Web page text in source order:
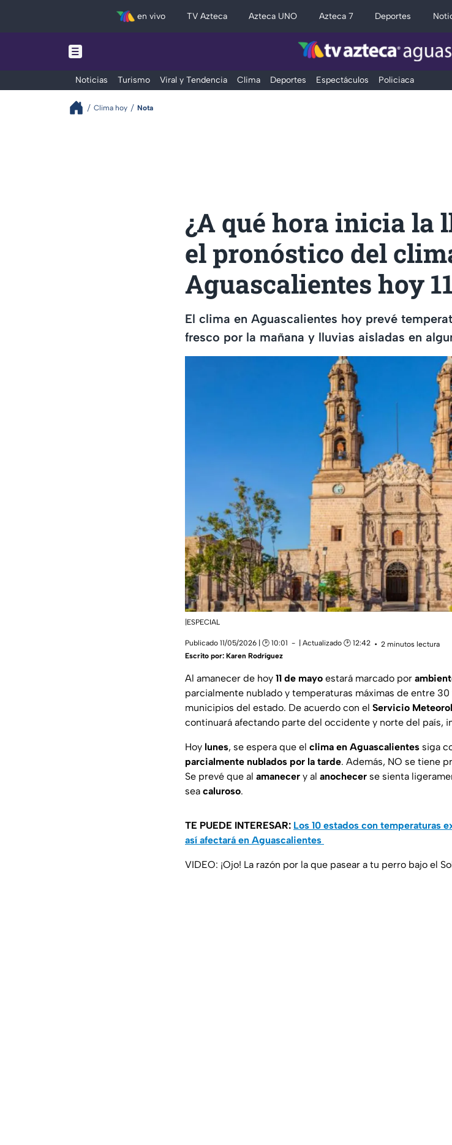
en vivo TV Azteca Azteca UNO Azteca 7 Deportes
Noticias Turismo Viral y Tendencia Clima Deportes Espectáculos Policiaca
Clima hoy Nota
¿A qué hora inicia la
el pronóstico del
Aguascalientes hoy
El clima en Aguascalientes hoy prevé
fresco por la mañana y lluvias aisladas en
|ESPECIAL
Publicado 11/05/2026 | 🕑 10:01 | Actualizado 🕑 12:42
2 minutos lectura
Escrito por: Karen Rodríguez
Al amanecer de hoy 11 de mayo estará marcado por
parcialmente nublado y temperaturas máximas de entre
municipios del estado. De acuerdo con el Servicio
continuará afectando parte del occidente y norte del país,
Hoy lunes, se espera que el clima en Aguascalientes siga
parcialmente nublados por la tarde. Además, NO se tiene
Se prevé que al amanecer y al anochecer se sienta
sea caluroso.
TE PUEDE INTERESAR: Los 10 estados con temperaturas
así afectará en Aguascalientes
VIDEO: ¡Ojo! La razón por la que pasear a tu perro bajo el